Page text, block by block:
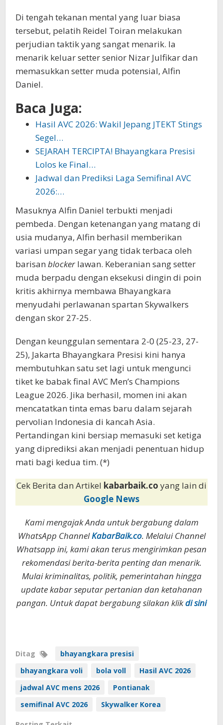
​Di tengah tekanan mental yang luar biasa
tersebut, pelatih Reidel Toiran melakukan
perjudian taktik yang sangat menarik. Ia
menarik keluar setter senior Nizar Julfikar dan
memasukkan setter muda potensial, Alfin
Daniel.
Baca Juga:
Hasil AVC 2026: Wakil Jepang JTEKT Stings
Segel…
SEJARAH TERCIPTA! Bhayangkara Presisi
Lolos ke Final…
Jadwal dan Prediksi Laga Semifinal AVC
2026:…
​Masuknya Alfin Daniel terbukti menjadi
pembeda. Dengan ketenangan yang matang di
usia mudanya, Alfin berhasil memberikan
variasi umpan segar yang tidak terbaca oleh
barisan blocker lawan. Keberanian sang setter
muda berpadu dengan eksekusi dingin di poin
kritis akhirnya membawa Bhayangkara
menyudahi perlawanan spartan Skywalkers
dengan skor 27-25.
​Dengan keunggulan sementara 2-0 (25-23, 27-
25), Jakarta Bhayangkara Presisi kini hanya
membutuhkan satu set lagi untuk mengunci
tiket ke babak final AVC Men’s Champions
League 2026. Jika berhasil, momen ini akan
mencatatkan tinta emas baru dalam sejarah
pervolian Indonesia di kancah Asia.
Pertandingan kini bersiap memasuki set ketiga
yang diprediksi akan menjadi penentuan hidup
mati bagi kedua tim. (*)
Cek Berita dan Artikel kabarbaik.co yang lain di
Google News
Kami mengajak Anda untuk bergabung dalam
WhatsApp ChannelKabarBaik.co. Melalui Channel
Whatsapp ini, kami akan terus mengirimkan pesan
rekomendasi berita-berita penting dan menarik.
Mulai kriminalitas, politik, pemerintahan hingga
update kabar seputar pertanian dan ketahanan
pangan. Untuk dapat bergabung silakan klikdi sini
Ditag
bhayangkara presisi
bhayangkara voli
bola voll
Hasil AVC 2026
jadwal AVC mens 2026
Pontianak
semifinal AVC 2026
Skywalker Korea